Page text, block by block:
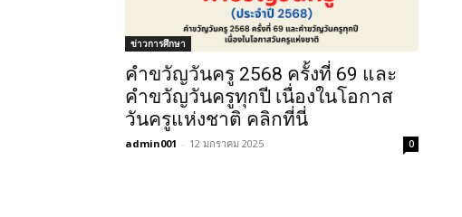
ข่าวการศึกษา
คําขวัญวันครู 2568 ครั้งที่ 69 และ
คำขวัญวันครูทุกปี เนื่องในโอกาส
วันครูแห่งชาติ คลิกที่นี่
admin001 - 12 มกราคม 2025 0